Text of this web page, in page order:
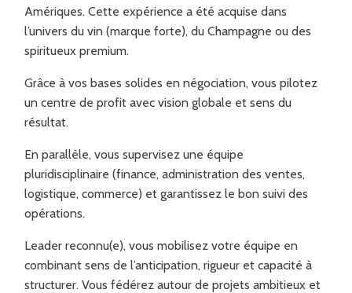
Amériques. Cette expérience a été acquise dans
l’univers du vin (marque forte), du Champagne ou des
spiritueux premium.
Grâce à vos bases solides en négociation, vous pilotez
un centre de profit avec vision globale et sens du
résultat.
En parallèle, vous supervisez une équipe
pluridisciplinaire (finance, administration des ventes,
logistique, commerce) et garantissez le bon suivi des
opérations.
Leader reconnu(e), vous mobilisez votre équipe en
combinant sens de l’anticipation, rigueur et capacité à
structurer. Vous fédérez autour de projets ambitieux et